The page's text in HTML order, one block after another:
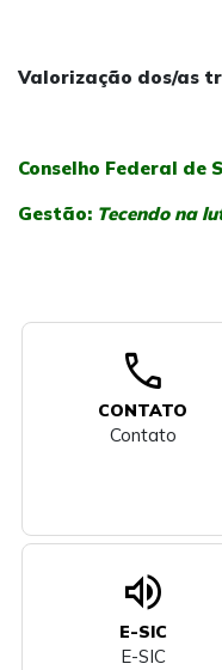
Valorização dos/as
Conselho Federal de
Gestão: Tecendo na
call
CONTATO
Contato
volume_up
E-SIC
E-SIC